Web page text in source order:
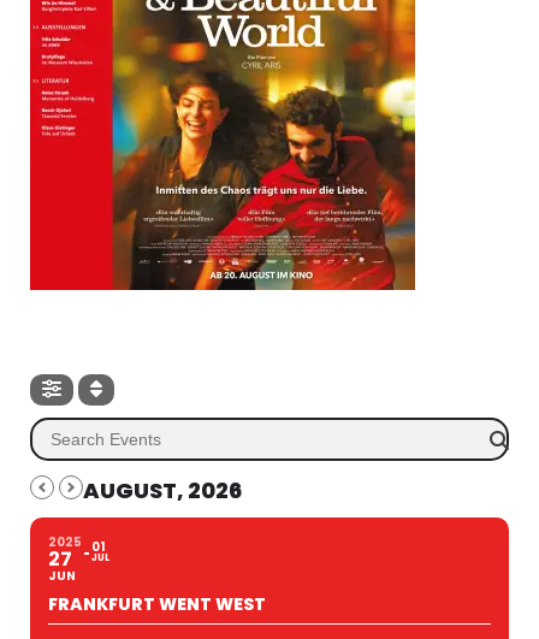
AUGUST, 2026
2025
27
JUN
01
JUL
FRANKFURT WENT WEST